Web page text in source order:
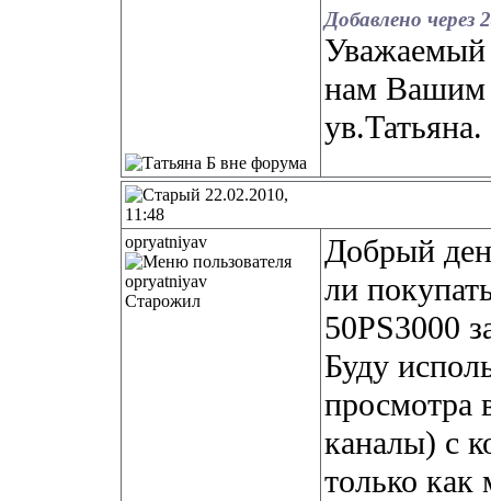
Добавлено
Уважаемый
нам Вашим
ув.Татьяна.
22.02.2010,
11:48
opryatniyav
Старожил
Добрый
ли
50PS3000
Буду
каналы) с
только как